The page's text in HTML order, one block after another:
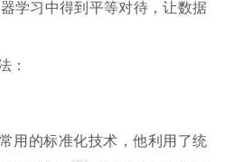
学习中得到平等对待，让数据
：
用的标准化技术，他利用了统